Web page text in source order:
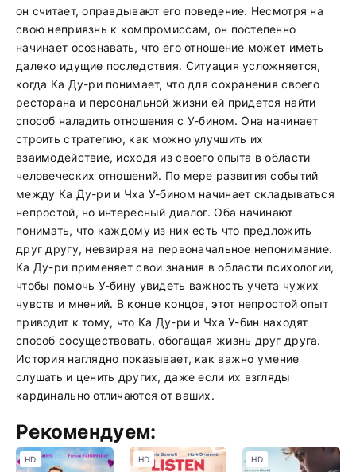
он считает, оправдывают его поведение. Несмотря на
свою неприязнь к компромиссам, он постепенно
начинает осознавать, что его отношение может иметь
далеко идущие последствия. Ситуация усложняется,
когда Ка Ду-ри понимает, что для сохранения своего
ресторана и персональной жизни ей придется найти
способ наладить отношения с У-бином. Она начинает
строить стратегию, как можно улучшить их
взаимодействие, исходя из своего опыта в области
человеческих отношений. По мере развития событий
между Ка Ду-ри и Чха У-бином начинает складываться
непростой, но интересный диалог. Оба начинают
понимать, что каждому из них есть что предложить
друг другу, невзирая на первоначальное непонимание.
Ка Ду-ри применяет свои знания в области психологии,
чтобы помочь У-бину увидеть важность учета чужих
чувств и мнений. В конце концов, этот непростой опыт
приводит к тому, что Ка Ду-ри и Чха У-бин находят
способ сосуществовать, обогащая жизнь друг друга.
История наглядно показывает, как важно умение
слушать и ценить других, даже если их взгляды
кардинально отличаются от ваших.
Рекомендуем:
HD HD HD